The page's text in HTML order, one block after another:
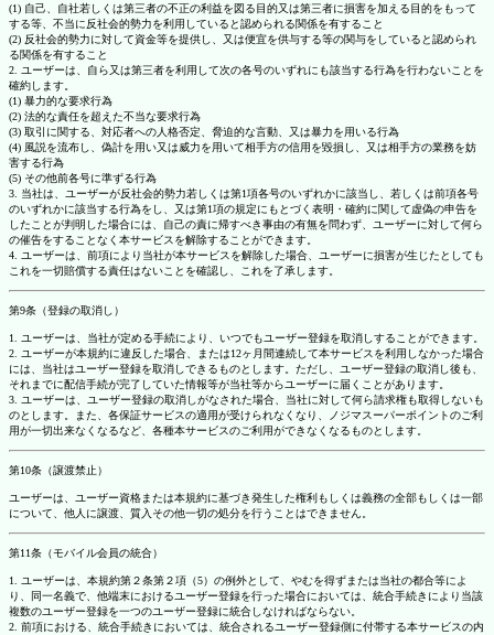
(1) 自己、自社若しくは第三者の不正の利益を図る目的又は第三者に損害を加える目的をもって
する等、不当に反社会的勢力を利用していると認められる関係を有すること
(2) 反社会的勢力に対して資金等を提供し、又は便宜を供与する等の関与をしていると認められ
る関係を有すること
2. ユーザーは、自ら又は第三者を利用して次の各号のいずれにも該当する行為を行わないことを
確約します。
(1) 暴力的な要求行為
(2) 法的な責任を超えた不当な要求行為
(3) 取引に関する、対応者への人格否定、脅迫的な言動、又は暴力を用いる行為
(4) 風説を流布し、偽計を用い又は威力を用いて相手方の信用を毀損し、又は相手方の業務を妨
害する行為
(5) その他前各号に準ずる行為
3. 当社は、ユーザーが反社会的勢力若しくは第1項各号のいずれかに該当し、若しくは前項各号
のいずれかに該当する行為をし、又は第1項の規定にもとづく表明・確約に関して虚偽の申告を
したことが判明した場合には、自己の責に帰すべき事由の有無を問わず、ユーザーに対して何ら
の催告をすることなく本サービスを解除することができます。
4. ユーザーは、前項により当社が本サービスを解除した場合、ユーザーに損害が生じたとしても
これを一切賠償する責任はないことを確認し、これを了承します。
第9条（登録の取消し）
1. ユーザーは、当社が定める手続により、いつでもユーザー登録を取消しすることができます。
2. ユーザーが本規約に違反した場合、または12ヶ月間連続して本サービスを利用しなかった場合
には、当社はユーザー登録を取消しできるものとします。ただし、ユーザー登録の取消し後も、
それまでに配信手続が完了していた情報等が当社等からユーザーに届くことがあります。
3. ユーザーは、ユーザー登録の取消しがなされた場合、当社に対して何ら請求権も取得しないも
のとします。また、各保証サービスの適用が受けられなくなり、ノジマスーパーポイントのご利
用が一切出来なくなるなど、各種本サービスのご利用ができなくなるものとします。
第10条（譲渡禁止）
ユーザーは、ユーザー資格または本規約に基づき発生した権利もしくは義務の全部もしくは一部
について、他人に譲渡、質入その他一切の処分を行うことはできません。
第11条（モバイル会員の統合）
1. ユーザーは、本規約第２条第２項（5）の例外として、やむを得ずまたは当社の都合等によ
り、同一名義で、他端末におけるユーザー登録を行った場合においては、統合手続きにより当該
複数のユーザー登録を一つのユーザー登録に統合しなければならない。
2. 前項における、統合手続きにおいては、統合されるユーザー登録側に付帯する本サービスの内